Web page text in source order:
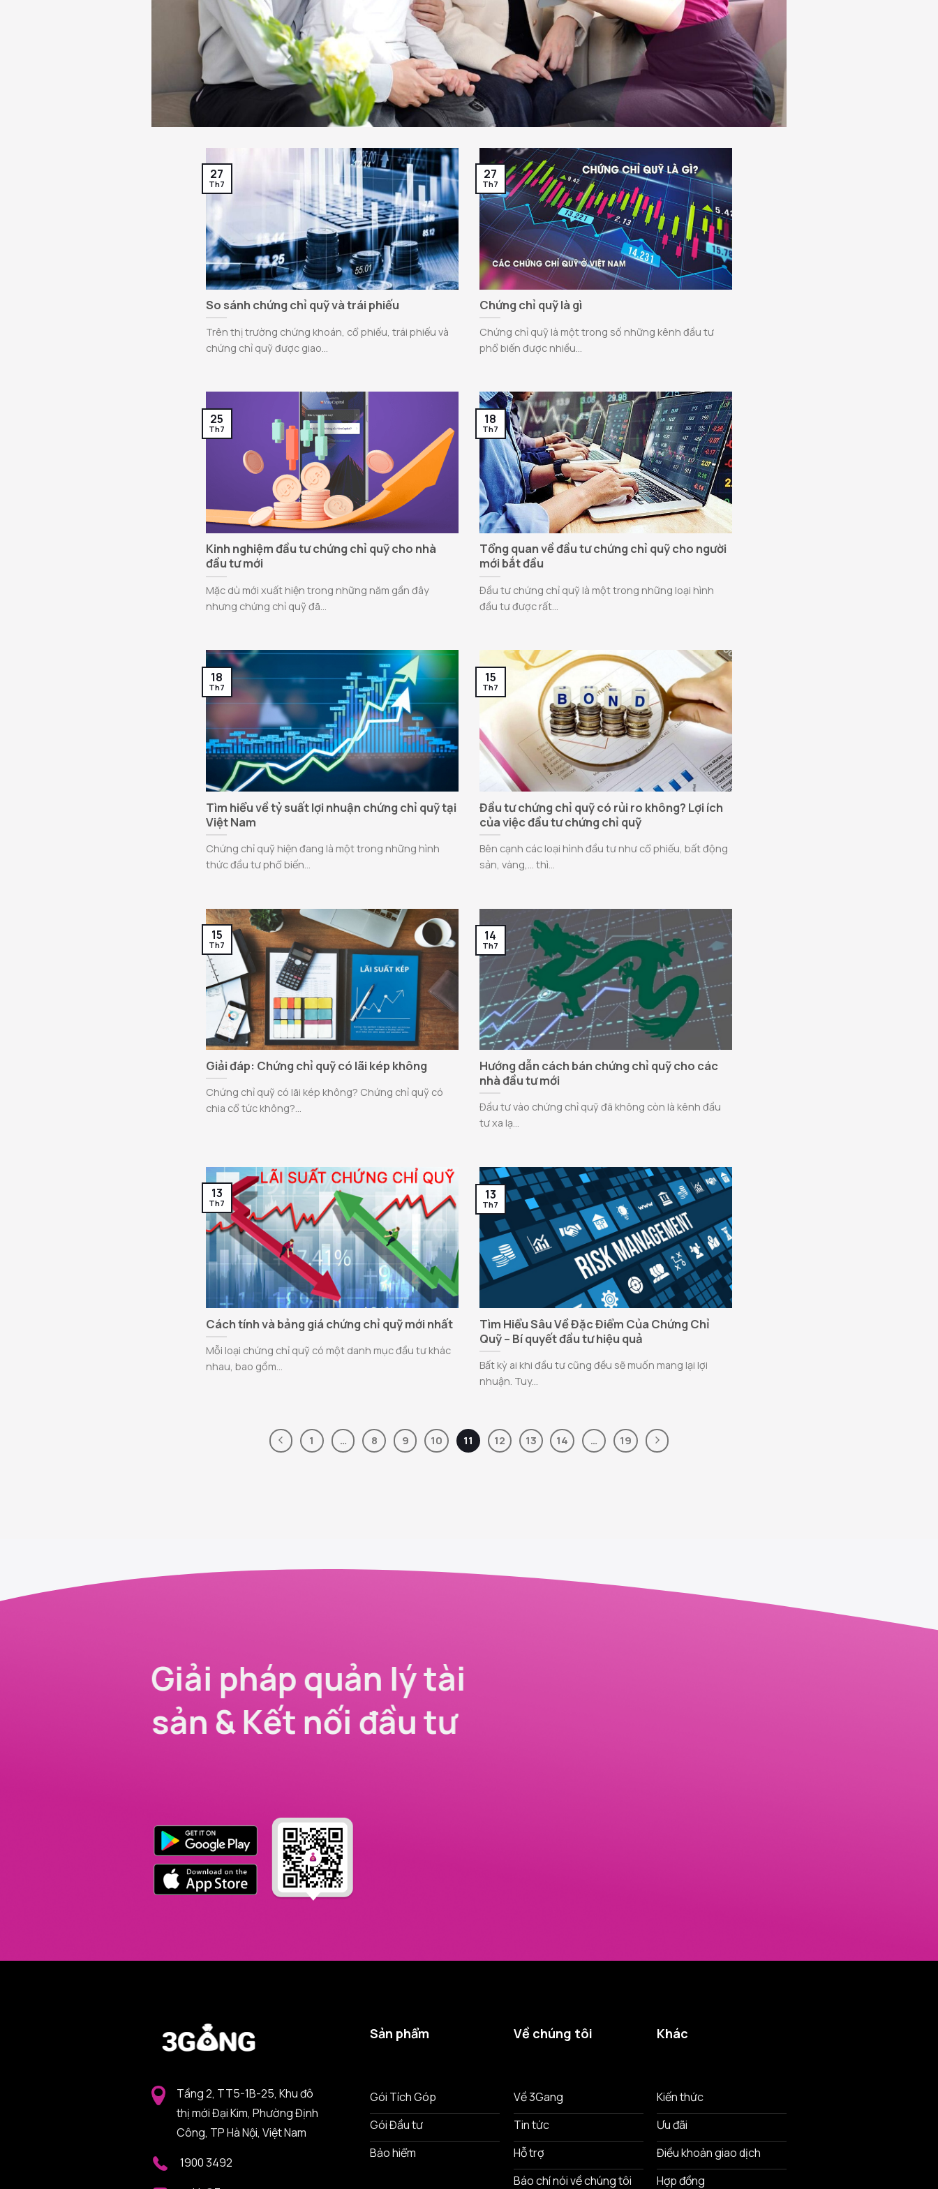
So sánh chứng chỉ quỹ và trái phiếu
Trên thị trường chứng khoán, cổ phiếu, trái phiếu và
chứng chỉ quỹ được giao...
27
Th7
Chứng chỉ quỹ là gì
Chứng chỉ quỹ là một trong số những kênh đầu tư
phổ biến được nhiều...
27
Th7
Kinh nghiệm đầu tư chứng chỉ quỹ cho nhà
đầu tư mới
Mặc dù mới xuất hiện trong những năm gần đây
nhưng chứng chỉ quỹ đã...
25
Th7
Tổng quan về đầu tư chứng chỉ quỹ cho người
mới bắt đầu
Đầu tư chứng chỉ quỹ là một trong những loại hình
đầu tư được rất...
18
Th7
Tìm hiểu về tỷ suất lợi nhuận chứng chỉ quỹ tại
Việt Nam
Chứng chỉ quỹ hiện đang là một trong những hình
thức đầu tư phổ biến...
18
Th7
Đầu tư chứng chỉ quỹ có rủi ro không? Lợi ích
của việc đầu tư chứng chỉ quỹ
Bên cạnh các loại hình đầu tư như cổ phiếu, bất động
sản, vàng,… thì...
15
Th7
Giải đáp: Chứng chỉ quỹ có lãi kép không
Chứng chỉ quỹ có lãi kép không? Chứng chỉ quỹ có
chia cổ tức không?...
15
Th7
Hướng dẫn cách bán chứng chỉ quỹ cho các
nhà đầu tư mới
Đầu tư vào chứng chỉ quỹ đã không còn là kênh đầu
tư xa lạ...
14
Th7
Cách tính và bảng giá chứng chỉ quỹ mới nhất
Mỗi loại chứng chỉ quỹ có một danh mục đầu tư khác
nhau, bao gồm...
13
Th7
Tìm Hiểu Sâu Về Đặc Điểm Của Chứng Chỉ
Quỹ – Bí quyết đầu tư hiệu quả
Bất kỳ ai khi đầu tư cũng đều sẽ muốn mang lại lợi
nhuận. Tuy...
13
Th7
1 … 8 9 10 11 12 13 14 … 19
Giải pháp quản lý tài
sản & Kết nối đầu tư
Tầng 2, TT5-1B-25, Khu đô
thị mới Đại Kim, Phường Định
Công, TP Hà Nội, Việt Nam
1900 3492
Sản phẩm
Gói Tích Góp
Gói Đầu tư
Bảo hiểm
Về chúng tôi
Về 3Gang
Tin tức
Hỗ trợ
Báo chí nói về chúng tôi
Khác
Kiến thức
Ưu đãi
Điều khoản giao dịch
Hợp đồng